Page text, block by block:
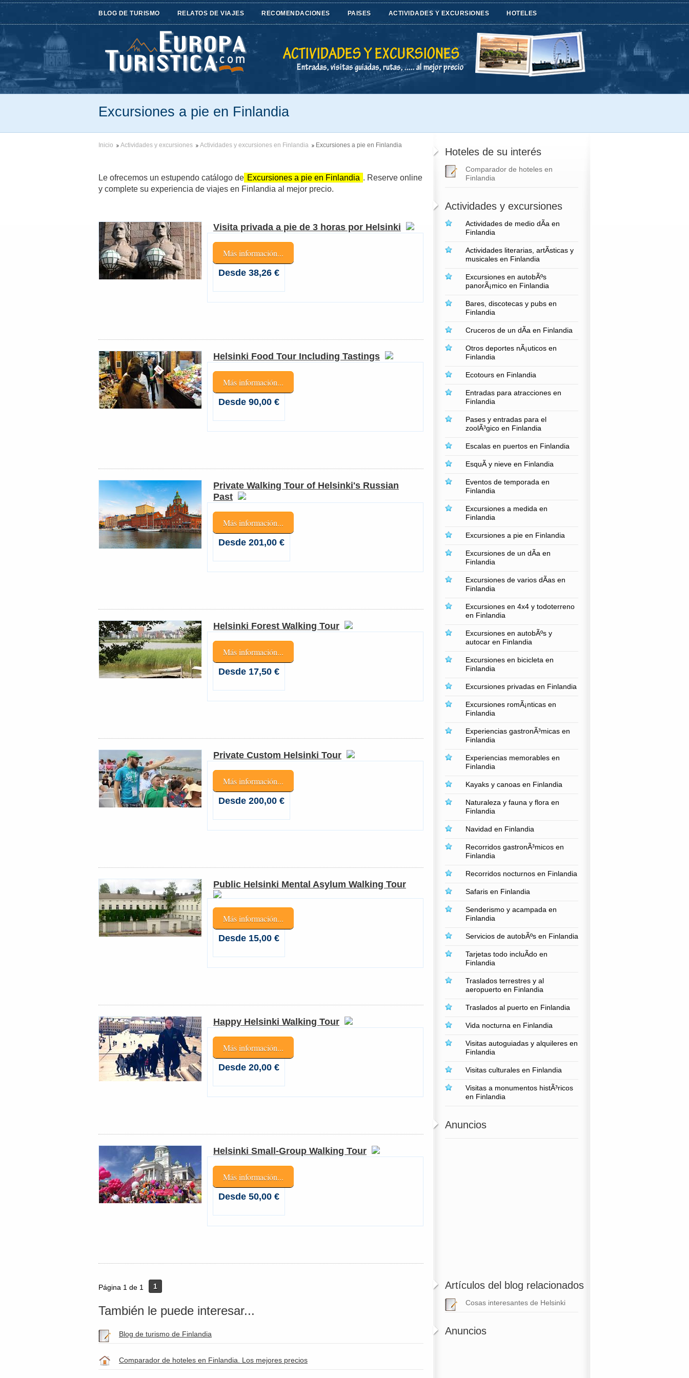
BLOG DE TURISMO RELATOS DE VIAJES RECOMENDACIONES PAISES ACTIVIDADES Y EXCURSIONES HOTELES
Excursiones a pie en Finlandia
Inicio Actividades y excursiones Actividades y excursiones en Finlandia Excursiones a pie en Finlandia
Le ofrecemos un estupendo catálogo de Excursiones a pie en Finlandia . Reserve online
y complete su experiencia de viajes en Finlandia al mejor precio.
Visita privada a pie de 3 horas por Helsinki
Más información...
Desde 38,26 €
Helsinki Food Tour Including Tastings
Más información...
Desde 90,00 €
Private Walking Tour of Helsinki's Russian
Past
Más información...
Desde 201,00 €
Helsinki Forest Walking Tour
Más información...
Desde 17,50 €
Private Custom Helsinki Tour
Más información...
Desde 200,00 €
Public Helsinki Mental Asylum Walking Tour
Más información...
Desde 15,00 €
Happy Helsinki Walking Tour
Más información...
Desde 20,00 €
Helsinki Small-Group Walking Tour
Más información...
Desde 50,00 €
Página 1 de 1 1
También le puede interesar...
Blog de turismo de Finlandia
Comparador de hoteles en Finlandia. Los mejores precios
Hoteles de su interés
Comparador de hoteles en
Finlandia
Actividades y excursiones
Actividades de medio dÃ­a en
Finlandia
Actividades literarias, artÃ­sticas y
musicales en Finlandia
Excursiones en autobÃºs
panorÃ¡mico en Finlandia
Bares, discotecas y pubs en
Finlandia
Cruceros de un dÃ­a en Finlandia
Otros deportes nÃ¡uticos en
Finlandia
Ecotours en Finlandia
Entradas para atracciones en
Finlandia
Pases y entradas para el
zoolÃ³gico en Finlandia
Escalas en puertos en Finlandia
EsquÃ­ y nieve en Finlandia
Eventos de temporada en
Finlandia
Excursiones a medida en
Finlandia
Excursiones a pie en Finlandia
Excursiones de un dÃ­a en
Finlandia
Excursiones de varios dÃ­as en
Finlandia
Excursiones en 4x4 y todoterreno
en Finlandia
Excursiones en autobÃºs y
autocar en Finlandia
Excursiones en bicicleta en
Finlandia
Excursiones privadas en Finlandia
Excursiones romÃ¡nticas en
Finlandia
Experiencias gastronÃ³micas en
Finlandia
Experiencias memorables en
Finlandia
Kayaks y canoas en Finlandia
Naturaleza y fauna y flora en
Finlandia
Navidad en Finlandia
Recorridos gastronÃ³micos en
Finlandia
Recorridos nocturnos en Finlandia
Safaris en Finlandia
Senderismo y acampada en
Finlandia
Servicios de autobÃºs en Finlandia
Tarjetas todo incluÃ­do en
Finlandia
Traslados terrestres y al
aeropuerto en Finlandia
Traslados al puerto en Finlandia
Vida nocturna en Finlandia
Visitas autoguiadas y alquileres en
Finlandia
Visitas culturales en Finlandia
Visitas a monumentos histÃ³ricos
en Finlandia
Anuncios
Artículos del blog relacionados
Cosas interesantes de Helsinki
Anuncios